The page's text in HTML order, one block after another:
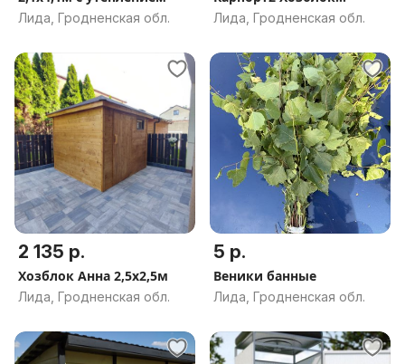
Лида, Гродненская обл.
Мастерская
Лида, Гродненская обл.
2 135 р.
Хозблок Анна 2,5х2,5м
Лида, Гродненская обл.
5 р.
Веники банные
Лида, Гродненская обл.